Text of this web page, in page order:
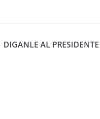
DIGANLE AL PRESIDENTE